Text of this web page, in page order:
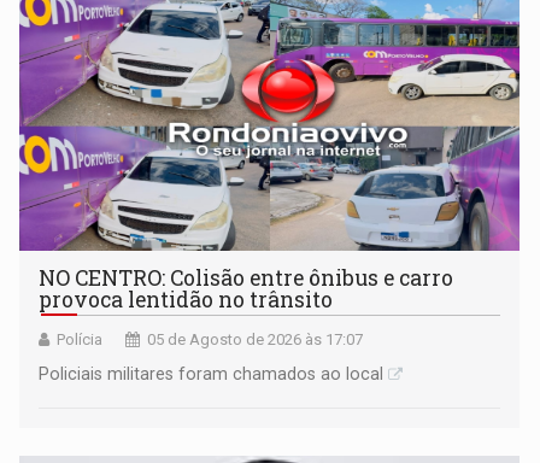
NO CENTRO: Colisão entre ônibus e carro
provoca lentidão no trânsito
Polícia 05 de Agosto de 2026 às 17:07
Policiais militares foram chamados ao local